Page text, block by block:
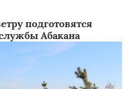
подготовятся
Абакана